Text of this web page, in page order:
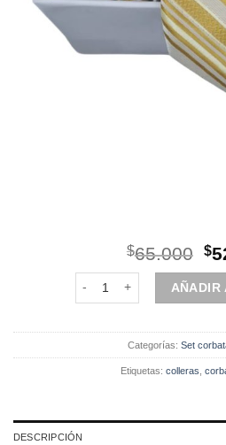
$65.000 El
$
Set | Corbata | 3 Piezas |
AÑADIR
Categorías: Set
Etiquetas: colleras
DESCRIPCIÓN